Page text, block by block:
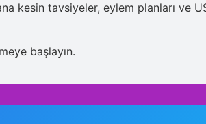
kesin tavsiyeler, eylem planları ve
başlayın.